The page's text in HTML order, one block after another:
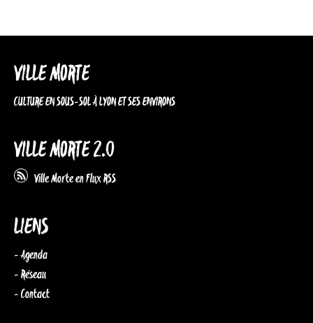
VILLE MORTE
CULTURE EN SOUS-SOL À LYON ET SES ENVIRONS
VILLE MORTE 2.0
Ville Morte en Flux RSS
LIENS
- Agenda
- Réseau
- Contact